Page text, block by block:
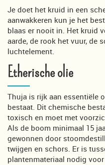
Je doet het kruid in een
aanwakkeren kun je het
blaas er nooit in. Het kruid
aarde, de rook het vuur, de
luchtelement.
Etherische olie
Thuja is rijk aan essentiële
bestaat. Dit chemische
toxisch en moet met
Als de boom minimaal 15
gewonnen door
twijgen en schors. Er is
plantenmateriaal nodig